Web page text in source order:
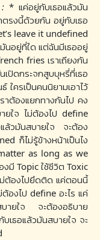
:* แค่อยู่กับเธอแล้วมัน
ตรงนี้ด้วยกัน อยู่กับเธอ
leave it undefined
นอยู่ที่ใด แต่ฉันมีเธออยู่
fries เราเถียงกัน
ปิดกระจกสูบบุหรี่ที่เธอ
ใครเป็นคนนิยามเอาไว้
ต้องแยกทางกันไป คง
ยใจ ไม่ต้องไป define
ล้วมันสบายใจ จะต้อง
ก็ไม่รู้ข้างหน้าเป็นไง
as long as we
มี Topic ใช้ชีวิต Toxic
ต้องไปยึดติด แค่ตอนนี้
องไป define อะไร แค่
บายใจ จะต้องอธิบาย
เธอแล้วมันสบายใจ จะ